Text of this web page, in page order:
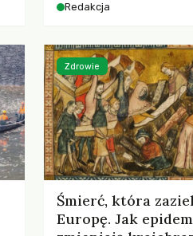
kochanego Opiekuna,
Redakcja
Śmierć, która
Europę. Jak
Zdrowie